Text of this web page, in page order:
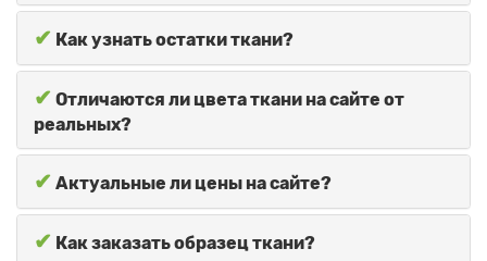
✔ Как узнать остатки ткани?
✔ Отличаются ли цвета ткани на сайте от
реальных?
✔ Актуальные ли цены на сайте?
✔ Как заказать образец ткани?